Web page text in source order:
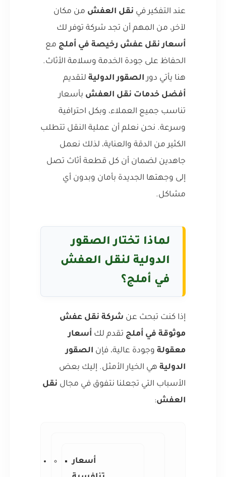
عند التفكير في نقل العفش من مكان
لآخر، من المهم أن تجد شركة توفر لك
أسعار نقل عفش رخيصة في أملج مع
الحفاظ على جودة الخدمة وسلامة الأثاث.
هنا يأتي دور الصقور الدولية لتقديم
أفضل خدمات نقل العفش بأسعار
تناسب جميع العملاء، وبكل احترافية
وسرعة. نحن نعلم أن عملية النقل تتطلب
الكثير من الدقة والعناية، لذلك نعمل
جاهدين لضمان أن كل قطعة أثاث تصل
إلى وجهتها الجديدة بأمان وبدون أي
مشاكل.
لماذا تختار الصقور
الدولية لنقل العفش
في أملج؟
إذا كنت تبحث عن شركة نقل عفش
موثوقة في أملج تقدم لك أسعار
معقولة وجودة عالية، فإن الصقور
الدولية هي الخيار الأمثل. إليك بعض
الأسباب التي تجعلنا نتفوق في مجال نقل
العفش:
أسعار